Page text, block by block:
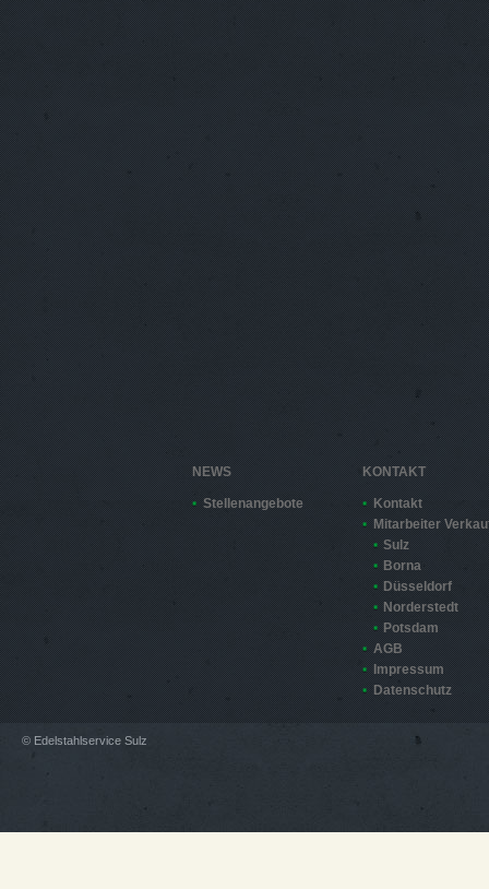
NEWS
Stellenangebote
KONTAKT
Kontakt
Mitarbeiter
Sulz
Borna
Düsseldorf
Norderstedt
Potsdam
AGB
Impressum
Datenschutz
© Edelstahlservice Sulz